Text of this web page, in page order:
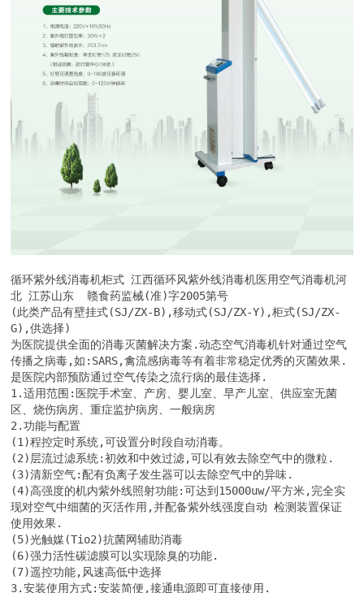
循环紫外线消毒机柜式 江西循环风紫外线消毒机医用空气消毒机河
北 江苏山东  赣食药监械(准)字2005第号
(此类产品有壁挂式(SJ/ZX-B),移动式(SJ/ZX-Y),柜式(SJ/ZX-
G),供选择)
为医院提供全面的消毒灭菌解决方案.动态空气消毒机针对通过空气
传播之病毒,如:SARS,禽流感病毒等有着非常稳定优秀的灭菌效果.
是医院内部预防通过空气传染之流行病的最佳选择.
1.适用范围:医院手术室、产房、婴儿室、早产儿室、供应室无菌
区、烧伤病房、重症监护病房、一般病房
2.功能与配置
(1)程控定时系统,可设置分时段自动消毒。
(2)层流过滤系统:初效和中效过滤,可以有效去除空气中的微粒.
(3)清新空气:配有负离子发生器可以去除空气中的异味.
(4)高强度的机内紫外线照射功能:可达到15000uw/平方米,完全实
现对空气中细菌的灭活作用,并配备紫外线强度自动 检测装置保证
使用效果.
(5)光触媒(Tio2)抗菌网辅助消毒
(6)强力活性碳滤膜可以实现除臭的功能.
(7)遥控功能,风速高低中选择
3.安装使用方式:安装简便,接通电源即可直接使用.